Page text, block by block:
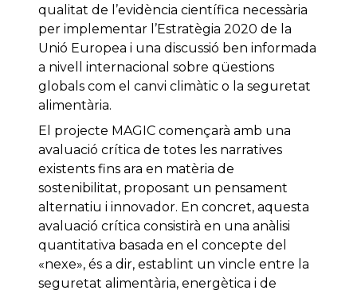
qualitat de l’evidència científica necessària
per implementar l’Estratègia 2020 de la
Unió Europea i una discussió ben informada
a nivell internacional sobre qüestions
globals com el canvi climàtic o la seguretat
alimentària.
El projecte MAGIC començarà amb una
avaluació crítica de totes les narratives
existents fins ara en matèria de
sostenibilitat, proposant un pensament
alternatiu i innovador. En concret, aquesta
avaluació crítica consistirà en una anàlisi
quantitativa basada en el concepte del
«nexe», és a dir, establint un vincle entre la
seguretat alimentària, energètica i de